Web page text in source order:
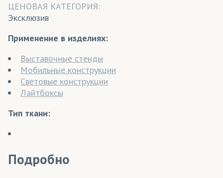
ЦЕНОВАЯ КАТЕГОРИЯ:
Эксклюзив
Применение в изделиях:
Выставочные стенды
Мобильные конструкции
Световые конструкции
Лайтбоксы
Тип ткани:
Подробно